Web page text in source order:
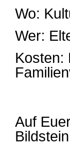
Wo:
Wer:
Kosten:
Auf